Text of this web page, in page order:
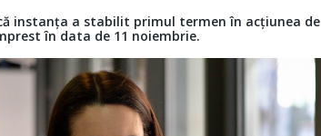
instanța a stabilit primul termen în acțiunea de
în data de 11 noiembrie.